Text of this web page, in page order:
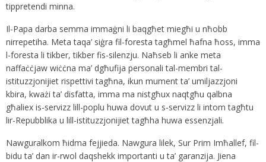
tippretendi minna.
Il-Papa darba semma immaġni li baqgħet miegħi u nħobb
nirrepetiha. Meta taqa’ siġra fil-foresta tagħmel ħafna ħoss, imma
l-foresta li tikber, tikber fis-silenzju. Naħseb li anke meta
naffaċċjaw wiċċna ma’ dgħufija personali tal-membri tal-
istituzzjonijiet rispettivi tagħna, ikun mument ta’ umiljazzjoni
kbira, kważi ta’ disfatta, imma ma nistgħux naqtgħu qalbna
għaliex is-servizz lill-poplu huwa dovut u s-servizz li intom tagħtu
lir-Repubblika u lill-istituzzjonijiet tagħha huwa essenzjali.
Nawguralkom ħidma fejjieda. Nawgura lilek, Sur Prim Imħallef, fil-
bidu ta’ dan ir-rwol daqshekk importanti u ta’ garanzija. Jiena